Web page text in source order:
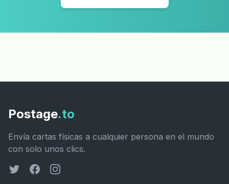
Postage.to
Envía cartas físicas a cualquier persona en el mundo
con solo unos clics.